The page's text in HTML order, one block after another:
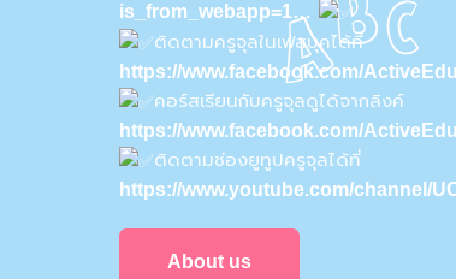
is_from_webapp=1…
ติดตามครูจุลในเฟสบุคได้ที่
https://www.facebook.com/
คอร์สเรียนกับครูจุลดูได้จากลิงค์
https://www.facebook.com/
ติดตามช่องยูทูปครูจุลได้ที่
https://www.youtube.com/channel/
About us